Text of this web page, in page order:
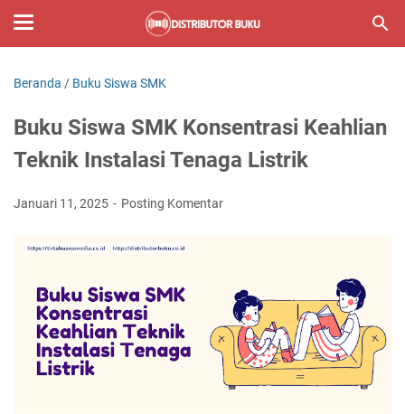
Beranda / Buku Siswa SMK
Buku Siswa SMK Konsentrasi Keahlian
Teknik Instalasi Tenaga Listrik
Januari 11, 2025 Posting Komentar